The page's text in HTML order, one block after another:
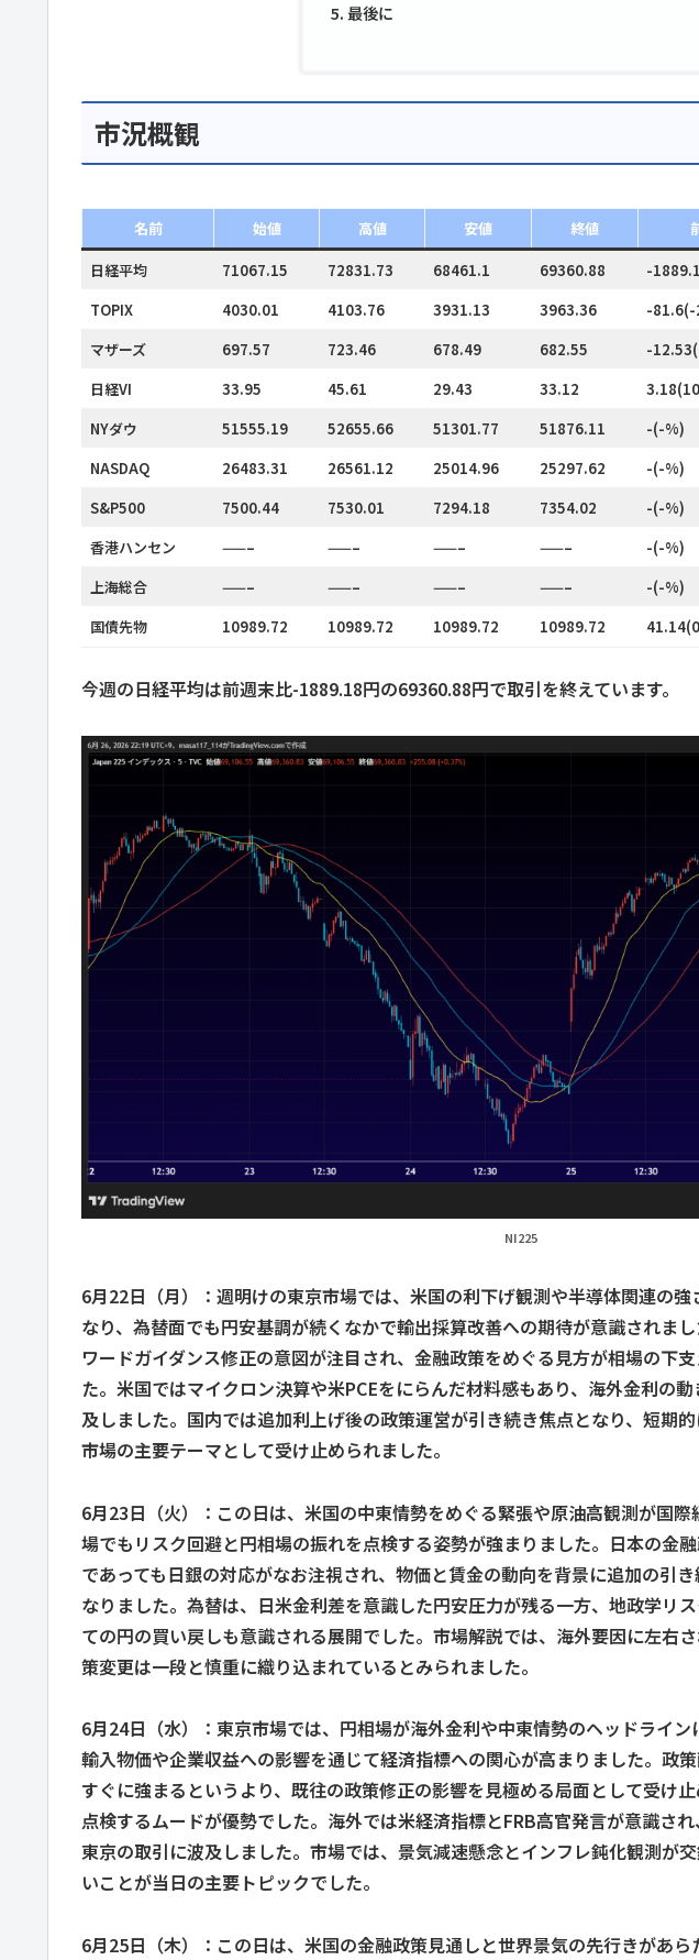
最後に
市況概観
名前 始値 高値 安値 終値
日経平均
71067.15 72831.73 68461.1 69360.88 -
TOPIX
4030.01 4103.76 3931.13 3963.36 -81.6(-
マザーズ
697.57 723.46 678.49 682.55 -
日経VI
33.95 45.61 29.43 33.12
NYダウ
51555.19 52655.66 51301.77 51876.11 -(-%)
NASDAQ
26483.31 26561.12 25014.96 25297.62 -(-%)
S&P500
7500.44 7530.01 7294.18 7354.02 -(-%)
香港ハンセン
——– ——– ——– ——– -(-%)
上海総合
——– ——– ——– ——– -(-%)
国債先物
10989.72 10989.72 10989.72 10989.72
今週の日経平均は前週末比-1889.18円の69360.88円で取引を終えています。
NI225
6月22日（月）：週明けの東京市場では、米国の利下げ観測や半導体関連の
なり、為替面でも円安基調が続くなかで輸出採算改善への期待が意識されま
ワードガイダンス修正の意図が注目され、金融政策をめぐる見方が相場の下
た。米国ではマイクロン決算や米PCEをにらんだ材料感もあり、海外金利の
及しました。国内では追加利上げ後の政策運営が引き続き焦点となり、短期
市場の主要テーマとして受け止められました。
6月23日（火）：この日は、米国の中東情勢をめぐる緊張や原油高観測が国
場でもリスク回避と円相場の振れを点検する姿勢が強まりました。日本の金
であっても日銀の対応がなお注視され、物価と賃金の動向を背景に追加の引
なりました。為替は、日米金利差を意識した円安圧力が残る一方、地政学リ
ての円の買い戻しも意識される展開でした。市場解説では、海外要因に左右
策変更は一段と慎重に織り込まれているとみられました。
6月24日（水）：東京市場では、円相場が海外金利や中東情勢のヘッドライン
輸入物価や企業収益への影響を通じて経済指標への関心が高まりました。政
すぐに強まるというより、既往の政策修正の影響を見極める局面として受け
点検するムードが優勢でした。海外では米経済指標とFRB高官発言が意識さ
東京の取引に波及しました。市場では、景気減速懸念とインフレ鈍化観測が
いことが当日の主要トピックでした。
6月25日（木）：この日は、米国の金融政策見通しと世界景気の先行きがあ